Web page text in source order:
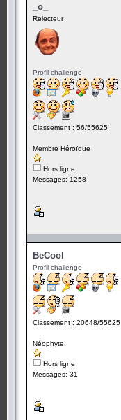
_o_
Relecteur
Profil challenge
Classement : 56/55625
Membre Héroïque
Hors ligne
Messages: 1258
BeCool
Profil challenge
Classement : 20648/55625
Néophyte
Hors ligne
Messages: 31